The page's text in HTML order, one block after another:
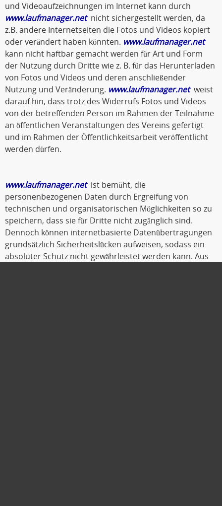
und Videoaufzeichnungen im Internet kann durch
www.laufmanager.netnicht sichergestellt werden, da
z.B. andere Internetseiten die Fotos und Videos kopiert
oder verändert haben könnten. www.laufmanager.net
kann nicht haftbar gemacht werden für Art und Form
der Nutzung durch Dritte wie z. B. für das Herunterladen
von Fotos und Videos und deren anschließender
Nutzung und Veränderung. www.laufmanager.netweist
darauf hin, dass trotz des Widerrufs Fotos und Videos
von der betreffenden Person im Rahmen der Teilnahme
an öffentlichen Veranstaltungen des Vereins gefertigt
und im Rahmen der Öffentlichkeitsarbeit veröffentlicht
werden dürfen.
www.laufmanager.netist bemüht, die
personenbezogenen Daten durch Ergreifung von
technischen und organisatorischen Möglichkeiten so zu
speichern, dass sie für Dritte nicht zugänglich sind.
Dennoch können internetbasierte Datenübertragungen
grundsätzlich Sicherheitslücken aufweisen, sodass ein
absoluter Schutz nicht gewährleistet werden kann. Aus